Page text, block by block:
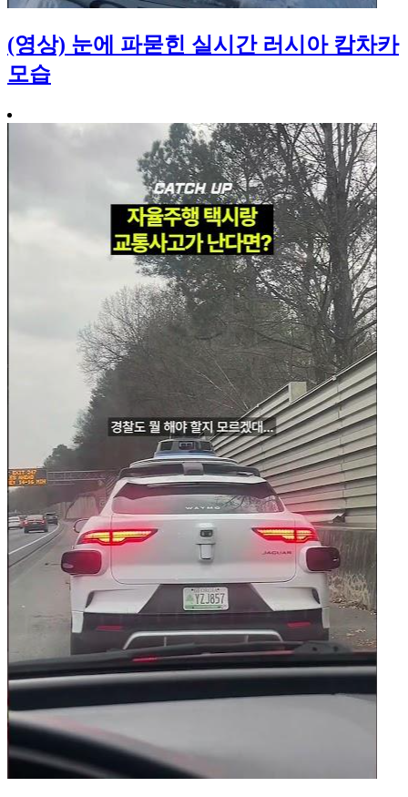
(영상) 눈에 파묻힌 실시간 러시아 캄차카
모습